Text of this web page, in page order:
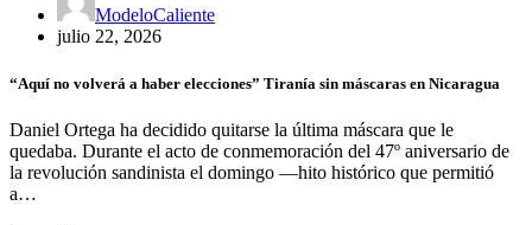
ModeloCaliente
julio 22, 2026
“Aquí no volverá a haber elecciones” Tiranía sin máscaras en Nicaragua
Daniel Ortega ha decidido quitarse la última máscara que le
quedaba. Durante el acto de conmemoración del 47º aniversario de
la revolución sandinista el domingo —hito histórico que permitió
a…